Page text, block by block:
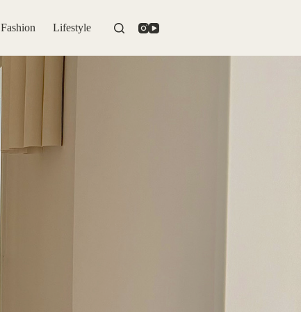
Fashion Lifestyle